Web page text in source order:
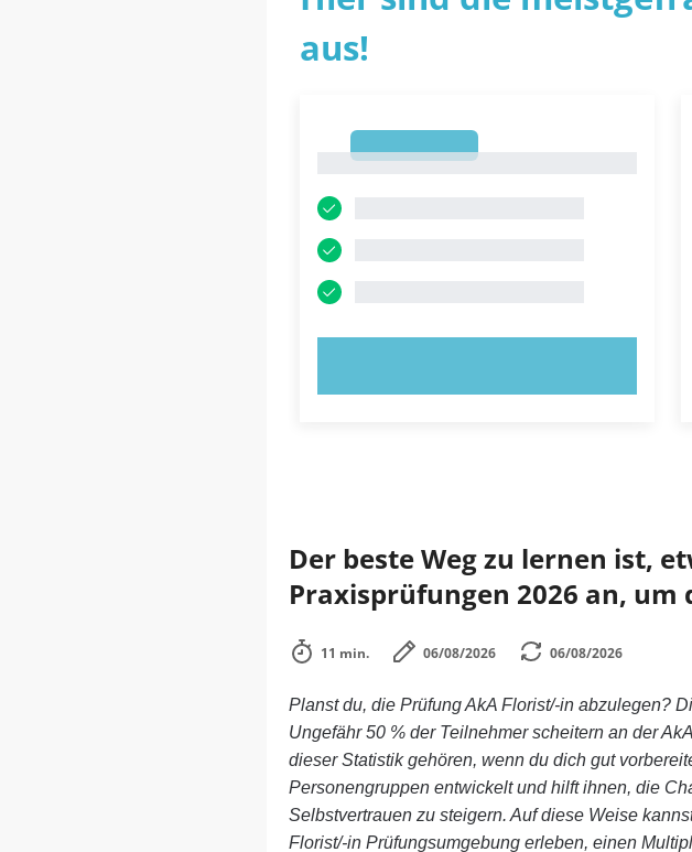
aus!
Der beste Weg zu lernen ist,
Praxisprüfungen 2026 an,
11 min. 06/08/2026 06/08/2026
Planst du, die Prüfung AkA Florist/-in abzulegen?
Ungefähr 50 % der Teilnehmer scheitern an der
dieser Statistik gehören, wenn du dich gut
Personengruppen entwickelt und hilft ihnen, die
Selbstvertrauen zu steigern. Auf diese Weise
Florist/-in Prüfungsumgebung erleben, einen